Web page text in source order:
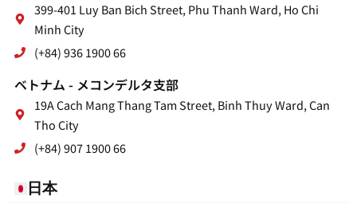
399-401 Luy Ban Bich Street, Phu Thanh Ward, Ho Chi
Minh City
(+84) 936 1900 66
ベトナム - メコンデルタ支部
19A Cach Mang Thang Tam Street, Binh Thuy Ward, Can
Tho City
(+84) 907 1900 66
日本